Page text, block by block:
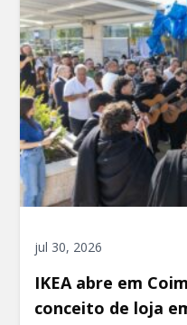
jul 30, 2026
IKEA abre em
conceito de loja